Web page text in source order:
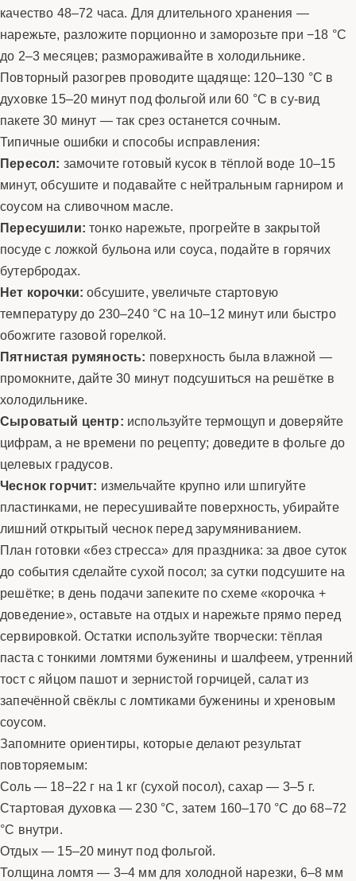
качество 48–72 часа. Для длительного хранения —
нарежьте, разложите порционно и заморозьте при −18 °C
до 2–3 месяцев; размораживайте в холодильнике.
Повторный разогрев проводите щадяще: 120–130 °C в
духовке 15–20 минут под фольгой или 60 °C в су-вид
пакете 30 минут — так срез останется сочным.
Типичные ошибки и способы исправления:
Пересол: замочите готовый кусок в тёплой воде 10–15
минут, обсушите и подавайте с нейтральным гарниром и
соусом на сливочном масле.
Пересушили: тонко нарежьте, прогрейте в закрытой
посуде с ложкой бульона или соуса, подайте в горячих
бутербродах.
Нет корочки: обсушите, увеличьте стартовую
температуру до 230–240 °C на 10–12 минут или быстро
обожгите газовой горелкой.
Пятнистая румяность: поверхность была влажной —
промокните, дайте 30 минут подсушиться на решётке в
холодильнике.
Сыроватый центр: используйте термощуп и доверяйте
цифрам, а не времени по рецепту; доведите в фольге до
целевых градусов.
Чеснок горчит: измельчайте крупно или шпигуйте
пластинками, не пересушивайте поверхность, убирайте
лишний открытый чеснок перед зарумяниванием.
План готовки «без стресса» для праздника: за двое суток
до события сделайте сухой посол; за сутки подсушите на
решётке; в день подачи запеките по схеме «корочка +
доведение», оставьте на отдых и нарежьте прямо перед
сервировкой. Остатки используйте творчески: тёплая
паста с тонкими ломтями буженины и шалфеем, утренний
тост с яйцом пашот и зернистой горчицей, салат из
запечённой свёклы с ломтиками буженины и хреновым
соусом.
Запомните ориентиры, которые делают результат
повторяемым:
Соль — 18–22 г на 1 кг (сухой посол), сахар — 3–5 г.
Стартовая духовка — 230 °C, затем 160–170 °C до 68–72
°C внутри.
Отдых — 15–20 минут под фольгой.
Толщина ломтя — 3–4 мм для холодной нарезки, 6–8 мм